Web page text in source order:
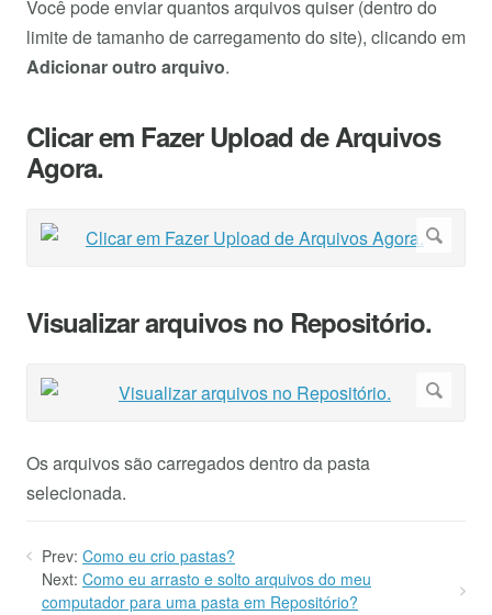
Você pode enviar quantos arquivos quiser (dentro do
limite de tamanho de carregamento do site), clicando em
Adicionar outro arquivo.
Clicar em Fazer Upload de Arquivos
Agora.
Visualizar arquivos no Repositório.
Os arquivos são carregados dentro da pasta
selecionada.
Prev: Como eu crio pastas?
Next: Como eu arrasto e solto arquivos do meu
computador para uma pasta em Repositório?